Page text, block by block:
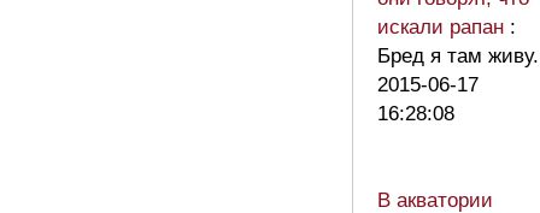
искали рапан :
Бред я там живу.
2015-06-17
16:28:08
В акватории